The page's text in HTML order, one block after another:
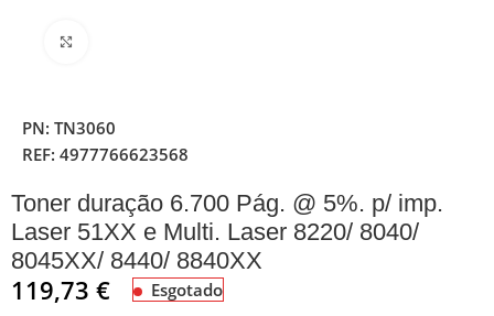
PN:TN3060
REF:4977766623568
Toner duração 6.700 Pág. @ 5%. p/ imp.
Laser 51XX e Multi. Laser 8220/ 8040/
8045XX/ 8440/ 8840XX
119,73€ Esgotado